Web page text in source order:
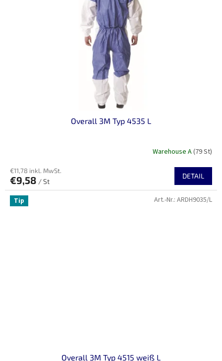
Overall 3M Typ 4535 L
Warehouse A(79 St)
€11,78 inkl. MwSt.
€9,58 / St
DETAIL
Tip
Overall 3M Typ 4515 weiß L
Art.-Nr.: ARDH9035/L